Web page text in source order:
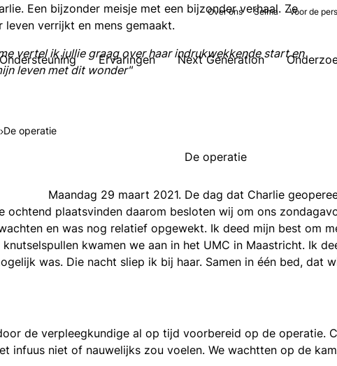
Ondersteuning Ervaringen Next Generation
Over ons Selma Voor de pers
Een bijzonder meisje met een bijzonder verhaal. Ze
leven verrijkt en mens gemaakt.
vertel ik jullie graag over haar indrukwekkende start en
leven met dit wonder"
De operatie
De operatie
Maandag 29 maart 2021. De dag dat Charlie
ochtend plaatsvinden daarom besloten wij om ons
en was nog relatief opgewekt. Ik deed mijn best om
kwamen we aan in het UMC in Maastricht. Ik
was. Die nacht sliep ik bij haar. Samen in één bed, dat
de verpleegkundige al op tijd voorbereid op de operatie.
infuus niet of nauwelijks zou voelen. We wachtten op de